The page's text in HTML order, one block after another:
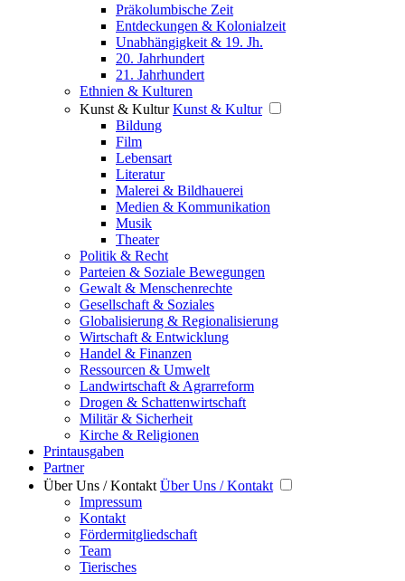
Präkolumbische Zeit
Entdeckungen & Kolonialzeit
Unabhängigkeit & 19. Jh.
20. Jahrhundert
21. Jahrhundert
Ethnien & Kulturen
Kunst & Kultur Kunst & Kultur
Bildung
Film
Lebensart
Literatur
Malerei & Bildhauerei
Medien & Kommunikation
Musik
Theater
Politik & Recht
Parteien & Soziale Bewegungen
Gewalt & Menschenrechte
Gesellschaft & Soziales
Globalisierung & Regionalisierung
Wirtschaft & Entwicklung
Handel & Finanzen
Ressourcen & Umwelt
Landwirtschaft & Agrarreform
Drogen & Schattenwirtschaft
Militär & Sicherheit
Kirche & Religionen
Printausgaben
Partner
Über Uns / Kontakt Über Uns / Kontakt
Impressum
Kontakt
Fördermitgliedschaft
Team
Tierisches